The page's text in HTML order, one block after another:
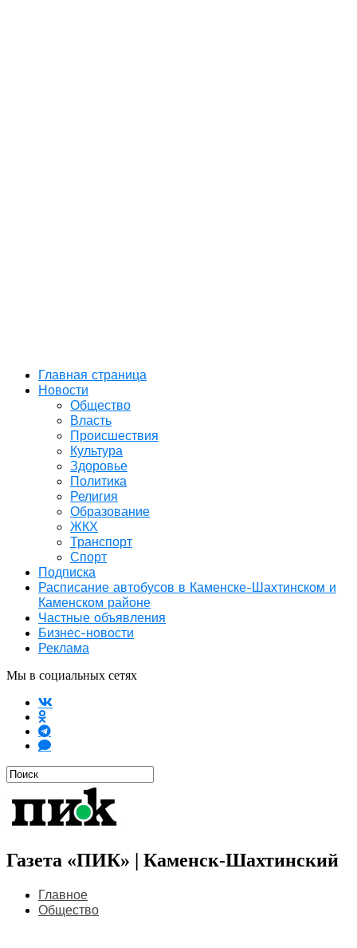
Главная страница
Новости
Общество
Власть
Происшествия
Культура
Здоровье
Политика
Религия
Образование
ЖКХ
Транспорт
Спорт
Подписка
Расписание автобусов в Каменске-Шахтинском и
Каменском районе
Частные объявления
Бизнес-новости
Реклама
Мы в социальных сетях
Газета «ПИК» | Каменск-Шахтинский
Главное
Общество